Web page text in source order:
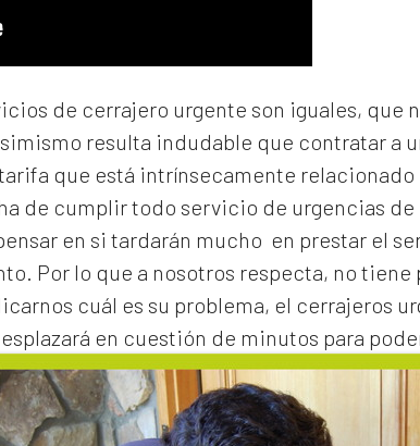
de cerrajero urgente son iguales, que
resulta indudable que contratar a
que está intrínsecamente
de cumplir todo servicio de urgencias
en si tardarán mucho en prestar el
Por lo que a nosotros respecta, no
cuál es su problema, el cerrajeros
en cuestión de minutos para